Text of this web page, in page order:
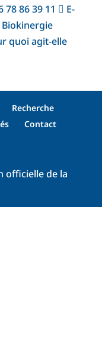
86 39 11  E-
quoi agit-elle
Recherche
Contact
officielle de la